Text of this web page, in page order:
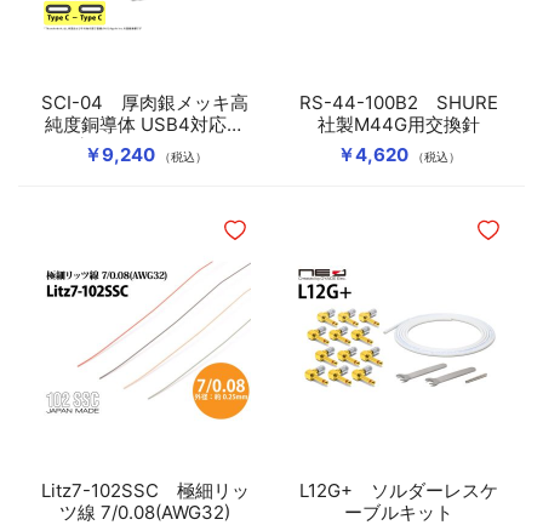
￥9,240 （税込）
SCI-04 厚肉銀メッキ高
純度銅導体 USB4対応ケ
ーブル（Type-C to C）
￥4,620 （税込）
RS-44-100B2 SHURE
社製M44G用交換針
Litz7-102SSC 極細リッ
ツ線 7/0.08(AWG32)
ほしいものリストに追加
L12G+ ソルダーレスケ
ーブルキット
ほしい